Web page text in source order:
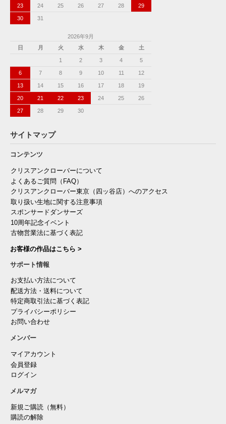
23 24 25 26 27 28 29
30 31
2026年9月
日
月 火 水 木 金 土
1 2 3 4 5
6 7 8 9 10 11 12
13 14 15 16 17 18 19
20 21 22 23 24 25 26
27 28 29 30
サイトマップ
コンテンツ
クリスアンクローバーについて
よくあるご質問（FAQ）
クリスアンクローバー東京（四ッ谷店）へのアクセス
取り扱い生地に関する注意事項
スポンサードダンサーズ
10周年記念イベント
古物営業法に基づく表記
お客様の作品はこちら >
サポート情報
お支払い方法について
配送方法・送料について
特定商取引法に基づく表記
プライバシーポリシー
お問い合わせ
メンバー
マイアカウント
会員登録
ログイン
メルマガ
新規ご購読（無料）
購読の解除